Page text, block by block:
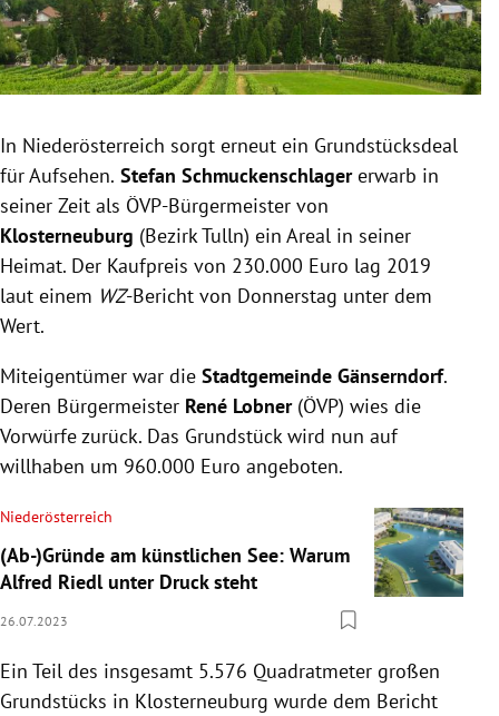
Untermenü
Untermenü
Untermenü
In Niederösterreich sorgt erneut ein Grundstücksdeal
für Aufsehen. Stefan Schmuckenschlagererwarb in
seiner Zeit als ÖVP-Bürgermeister von
Klosterneuburg (Bezirk Tulln) ein Areal in seiner
Heimat. Der Kaufpreis von 230.000 Euro lag 2019
laut einem WZ-Bericht von Donnerstag unter dem
Wert.
Miteigentümer war die Stadtgemeinde Gänserndorf.
Deren Bürgermeister René Lobner (ÖVP) wies die
Vorwürfe zurück. Das Grundstück wird nun auf
willhaben um 960.000 Euro angeboten.
Niederösterreich
(Ab-)Gründe am künstlichen See: Warum
Alfred Riedl unter Druck steht
26.07.2023
Ein Teil des insgesamt 5.576 Quadratmeter großen
Grundstücks in Klosterneuburg wurde dem Bericht